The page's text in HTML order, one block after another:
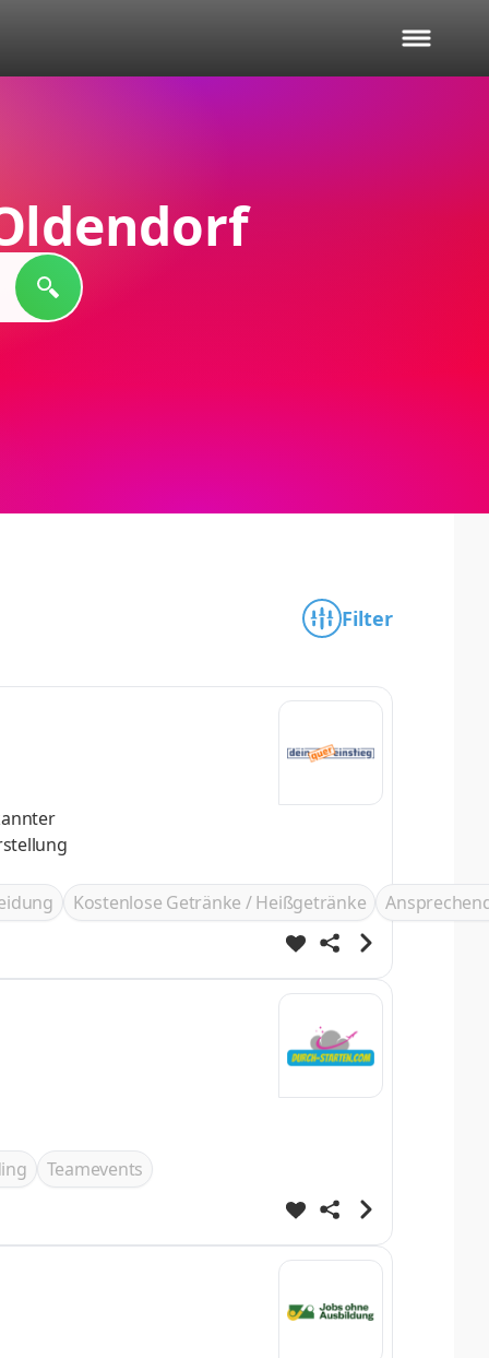
Filter
Kostenlose Getränke / Heißgetränke
Teamevents